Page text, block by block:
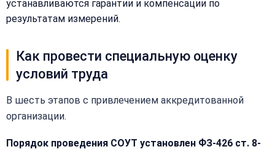
устанавливаются гарантии и компенсации по
результатам измерений.
Как провести специальную оценку
условий труда
В шесть этапов с привлечением аккредитованной
организации.
Порядок проведения СОУТ установлен ФЗ-426 ст. 8-
нам
Имя:
Email:
Бесплатная
консультация
имя
телефон
перезвоним
и
стоимость